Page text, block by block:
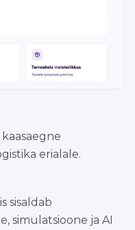
erialale.
sisaldab
simulatsioone ja AI